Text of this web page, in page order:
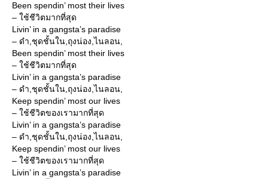
Been spendin’ most their lives
– ใช้ชีวิตมากที่สุด
Livin’ in a gangsta’s paradise
– ดำ,ชุดชั้นใน,ถุงน่อง,ไนลอน,
Been spendin’ most their lives
– ใช้ชีวิตมากที่สุด
Livin’ in a gangsta’s paradise
– ดำ,ชุดชั้นใน,ถุงน่อง,ไนลอน,
Keep spendin’ most our lives
– ใช้ชีวิตของเรามากที่สุด
Livin’ in a gangsta’s paradise
– ดำ,ชุดชั้นใน,ถุงน่อง,ไนลอน,
Keep spendin’ most our lives
– ใช้ชีวิตของเรามากที่สุด
Livin’ in a gangsta’s paradise